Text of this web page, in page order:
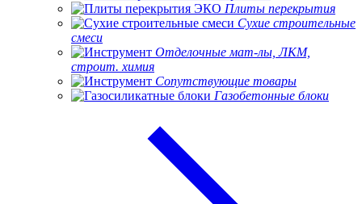
Плиты перекрытия
Сухие строительные
смеси
Отделочные мат-лы, ЛКМ,
строит. химия
Сопутствующие товары
Газобетонные блоки